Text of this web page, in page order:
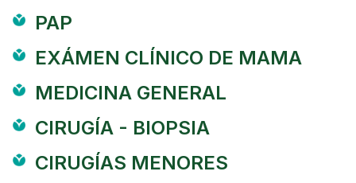
PAP
EXÁMEN CLÍNICO DE MAMA
MEDICINA GENERAL
CIRUGÍA - BIOPSIA
CIRUGÍAS MENORES